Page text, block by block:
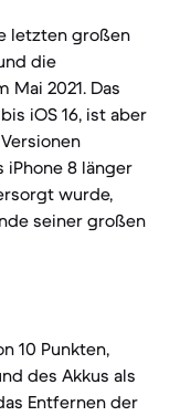
letzten großen
die
2021. Das
iOS 16, ist aber
iPhone 8 länger
wurde,
seiner großen
10 Punkten,
des Akkus als
Entfernen der